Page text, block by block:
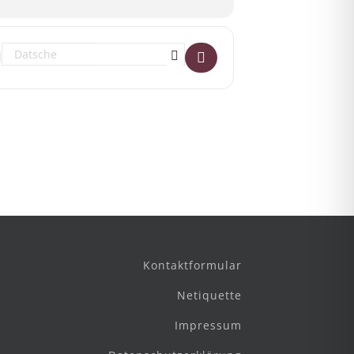
Destination Address - Ein Datschenkonzert mit ROMANO []
Kontaktformular
Netiquette
Impressum